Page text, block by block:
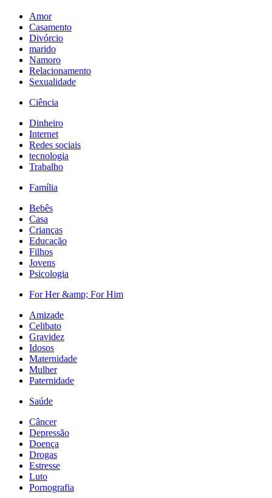
Amor
Casamento
Divórcio
marido
Namoro
Relacionamento
Sexualidade
Ciência
Dinheiro
Internet
Redes sociais
tecnologia
Trabalho
Família
Bebês
Casa
Crianças
Educação
Filhos
Jovens
Psicologia
For Her &amp; For Him
Amizade
Celibato
Gravidez
Idosos
Maternidade
Mulher
Paternidade
Saúde
Câncer
Depressão
Doença
Drogas
Estresse
Luto
Pornografia